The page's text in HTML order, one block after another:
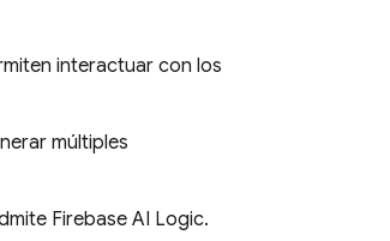
interactuar con los
múltiples
Firebase AI Logic.